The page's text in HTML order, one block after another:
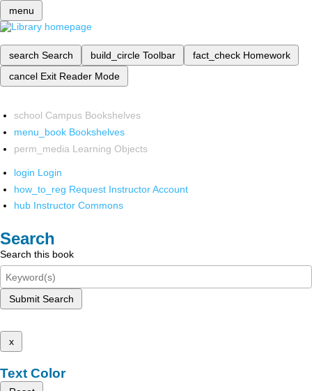
menu
search Search build_circle Toolbar fact_check Homework
cancel Exit Reader Mode
school Campus Bookshelves
menu_book Bookshelves
perm_media Learning Objects
login Login
how_to_reg Request Instructor Account
hub Instructor Commons
Search
Search this book
Submit Search
x
Text Color